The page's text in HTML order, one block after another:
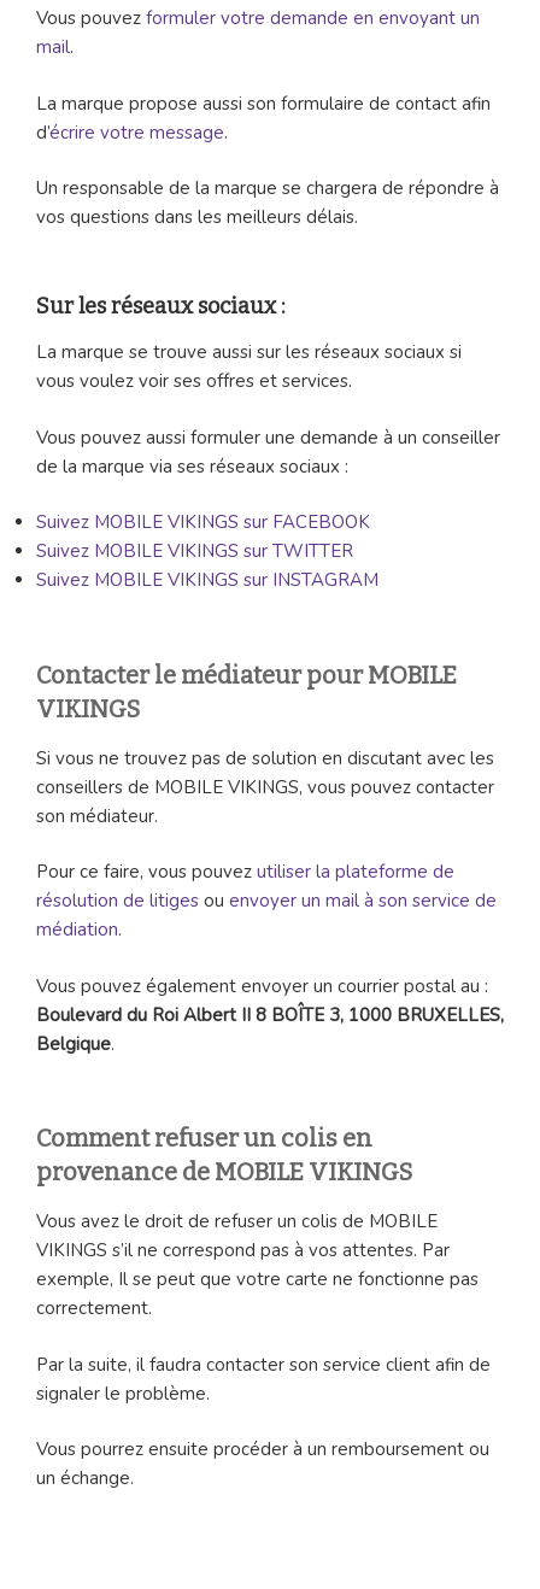
Vous pouvez formuler votre demande en envoyant un
mail.
La marque propose aussi son formulaire de contact afin
d’écrire votre message.
Un responsable de la marque se chargera de répondre à
vos questions dans les meilleurs délais.
Sur les réseaux sociaux :
La marque se trouve aussi sur les réseaux sociaux si
vous voulez voir ses offres et services.
Vous pouvez aussi formuler une demande à un conseiller
de la marque via ses réseaux sociaux :
Suivez MOBILE VIKINGS sur FACEBOOK
Suivez MOBILE VIKINGS sur TWITTER
Suivez MOBILE VIKINGS sur INSTAGRAM
Contacter le médiateur pour MOBILE
VIKINGS
Si vous ne trouvez pas de solution en discutant avec les
conseillers de MOBILE VIKINGS, vous pouvez contacter
son médiateur.
Pour ce faire, vous pouvez utiliser la plateforme de
résolution de litiges ou envoyer un mail à son service de
médiation.
Vous pouvez également envoyer un courrier postal au :
Boulevard du Roi Albert II 8 BOÎTE 3, 1000 BRUXELLES,
Belgique.
Comment refuser un colis en
provenance de MOBILE VIKINGS
Vous avez le droit de refuser un colis de MOBILE
VIKINGS s’il ne correspond pas à vos attentes. Par
exemple, Il se peut que votre carte ne fonctionne pas
correctement.
Par la suite, il faudra contacter son service client afin de
signaler le problème.
Vous pourrez ensuite procéder à un remboursement ou
un échange.